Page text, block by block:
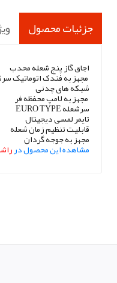
جزئیات محصول
اجاق گاز پنج شعله محدب
مجهز به فندک اتوماتیک
شبکه های چدنی
مجهز به لامپ محفظه فر
سرشعله EURO TYPE
تایمر لمسی دیجیتال
قابلیت تنظیم زمان شعله
مجهز به جوجه گردان
مشاهده این محصول در